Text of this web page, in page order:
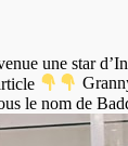
une star
le nom de